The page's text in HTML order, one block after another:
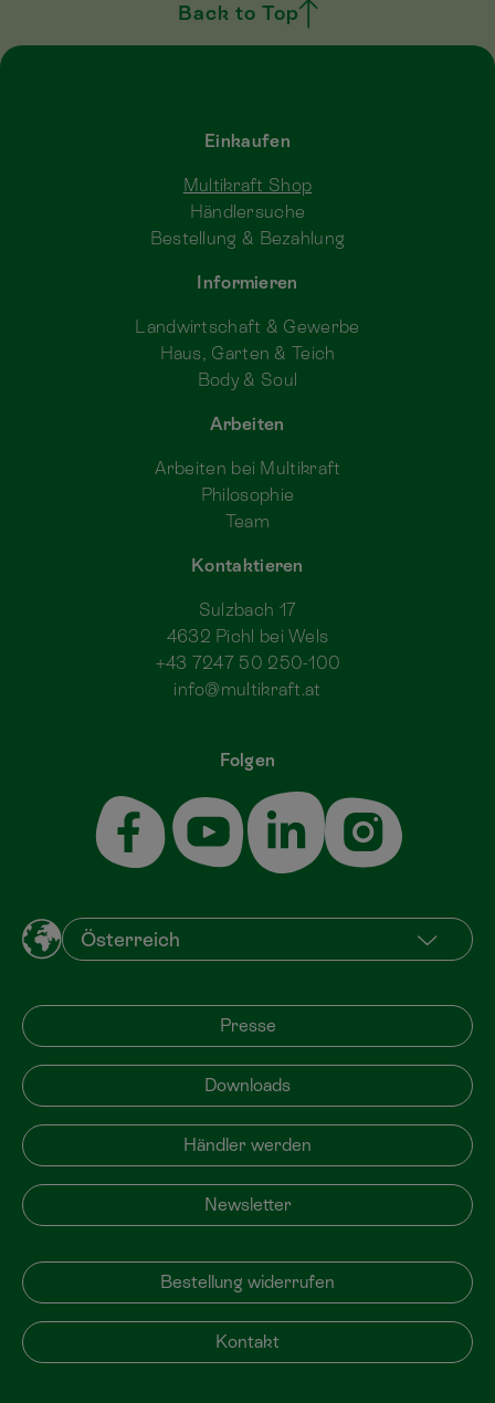
Back to Top
Folgen
Einkaufen
Multikraft Shop
Händlersuche
Bestellung & Bezahlung
Informieren
Landwirtschaft & Gewerbe
Haus, Garten & Teich
Body & Soul
Arbeiten
Arbeiten bei Multikraft
Philosophie
Team
Kontaktieren
Sulzbach 17
4632 Pichl bei Wels
+43 7247 50 250-100
info@multikraft.at
Presse
Downloads
Händler werden
Newsletter
Bestellung widerrufen
Kontakt